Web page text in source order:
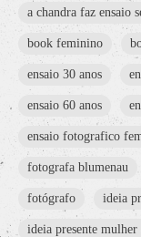
a chandra faz ensaio
book feminino
ensaio 30 anos
ensaio 60 anos
ensaio fotografico
fotografa blumenau
fotógrafo ideia
ideia presente mulher